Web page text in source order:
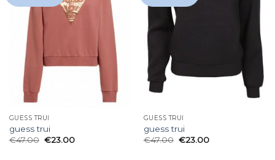
GUESS TRUI
guess trui
€47.00 €23.00
GUESS TRUI
guess trui
€47.00 €23.00